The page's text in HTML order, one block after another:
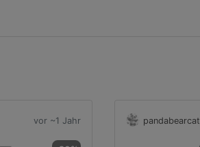
vor ~1 Jahr pandabearcat